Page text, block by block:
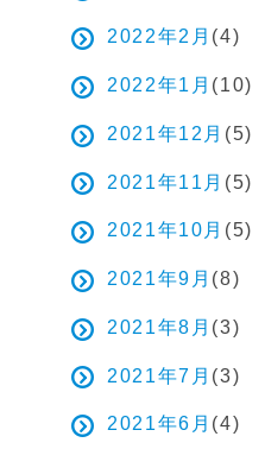
2022年2月 (4)
2022年1月 (10)
2021年12月 (5)
2021年11月 (5)
2021年10月 (5)
2021年9月 (8)
2021年8月 (3)
2021年7月 (3)
2021年6月 (4)